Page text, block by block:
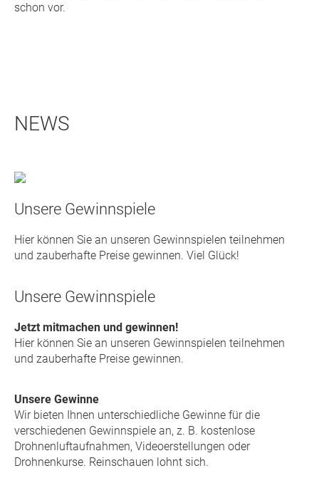
schon vor.
NEWS
Unsere Gewinnspiele
Hier können Sie an unseren Gewinnspielen teilnehmen
und zauberhafte Preise gewinnen. Viel Glück!
Unsere Gewinnspiele
Jetzt mitmachen und gewinnen!
Hier können Sie an unseren Gewinnspielen teilnehmen
und zauberhafte Preise gewinnen.
Unsere Gewinne
Wir bieten Ihnen unterschiedliche Gewinne für die
verschiedenen Gewinnspiele an, z. B. kostenlose
Drohnenluftaufnahmen, Videoerstellungen oder
Drohnenkurse. Reinschauen lohnt sich.